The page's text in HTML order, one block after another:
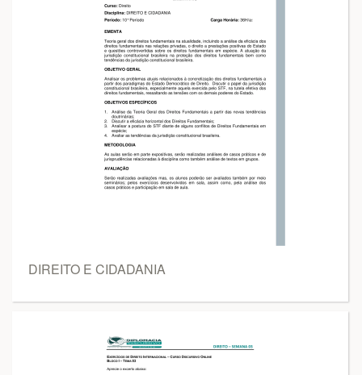
DIREITO E CIDADANIA